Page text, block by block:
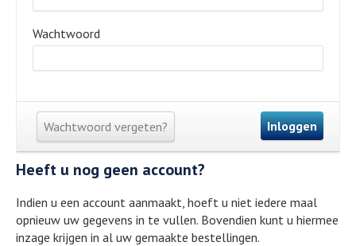
Wachtwoord
Inloggen
Wachtwoord vergeten?
Heeft u nog geen account?
Indien u een account aanmaakt, hoeft u niet iedere maal
opnieuw uw gegevens in te vullen. Bovendien kunt u hiermee
inzage krijgen in al uw gemaakte bestellingen.